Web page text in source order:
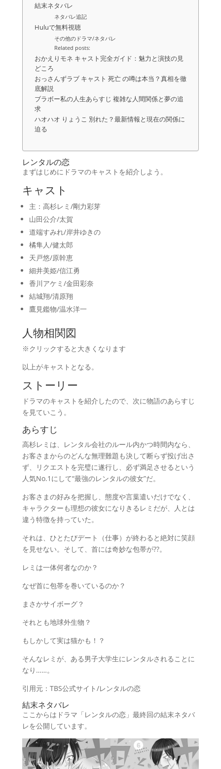
結末ネタバレ
ネタバレ追記
Huluで無料視聴
その他のドラマ/ネタバレ
Related posts:
おかえりモネ キャスト完全ガイド：魅力と演技の見
どころ
おっさんずラブ キャスト 死亡 の噂は本当？真相を徹
底解説
ブラボー私の人生あらすじ 複雑な人間関係と夢の追
求
ハオハオ りょうこ 別れた？最新情報と現在の関係に
迫る
レンタルの恋
まずはじめにドラマのキャストを紹介しよう。
キャスト
主：高杉レミ/剛力彩芽
山田公介/太賀
道端すみれ/岸井ゆきの
橘隼人/健太郎
天戸悠/原幹恵
細井美姫/信江勇
香川アケミ/金田彩奈
結城翔/清原翔
鷹見鑑物/温水洋一
人物相関図
※クリックすると大きくなります
以上がキャストとなる。
ストーリー
ドラマのキャストを紹介したので、次に物語のあらすじ
を見ていこう。
あらすじ
高杉レミは、レンタル会社のルール内かつ時間内なら、
お客さまからのどんな無理難題も決して断らず投げ出さ
ず、リクエストを完璧に遂行し、必ず満足させるという
人気No.1にして“最強のレンタルの彼女”だ。
お客さまの好みを把握し、態度や言葉遣いだけでなく、
キャラクターも理想の彼女になりきるレミだが、人とは
違う特徴を持っていた。
それは、ひとたびデート（仕事）が終わると絶対に笑顔
を見せない。そして、首には奇妙な包帯が??。
レミは一体何者なのか？
なぜ首に包帯を巻いているのか？
まさかサイボーグ？
それとも地球外生物？
もしかして実は猫かも！？
そんなレミが、ある男子大学生にレンタルされることに
なり……。
引用元：TBS公式サイト/レンタルの恋
結末ネタバレ
ここからはドラマ「レンタルの恋」最終回の結末ネタバ
レを公開しています。